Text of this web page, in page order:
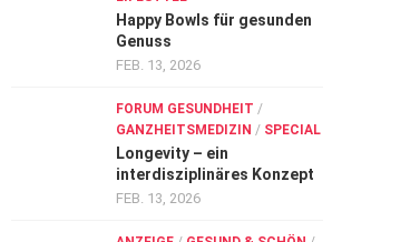
Happy Bowls für gesunden
Genuss
FEB. 13, 2026
FORUM GESUNDHEIT /
GANZHEITSMEDIZIN / SPECIAL
Longevity – ein
interdisziplinäres Konzept
FEB. 13, 2026